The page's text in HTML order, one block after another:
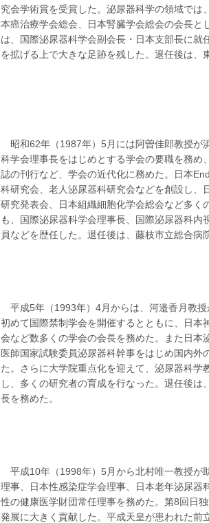
究会学術賞を受賞した。泌尿器科学の領域では
本癌治療学会総会、日本腎臓学会総会の会長と
は、国際泌尿器科学会副会長・日本支部長に就
を拡げる上で大きな足跡を残した。退任後は、
昭和62年（1987年）5月には阿曽佳郎教授が
科学会理事長をはじめとする学会の要職を務め
誌の刊行など、学会の近代化に務めた。日本
科研究会、老人泌尿器科研究会などを創設し、
研究発表会、日本組織細胞化学会総会など多く
も、国際泌尿器科学会理事長、国際泌尿器科
員などを歴任した。退任後は、藤枝市立総合病
平成5年（1993年）4月からは、河邉香月教
初めて国際禁制学会を開催するとともに、日本
会など数多くの学会の会長を務めた。また日本
医師国家試験委員泌尿器科幹事をはじめ国内外
た。さらに大学院重点化を迎えて、泌尿器科学
し、多くの研究者の育成を行なった。退任後
長を務めた。
平成10年（1998年）5月から北村唯一教授が
理事、日本性感染症学会理事、日本老年泌尿器
性の健康医学財団常任理事を務めた。第8回日
発展に大きく貢献した。平成天皇が患われた前